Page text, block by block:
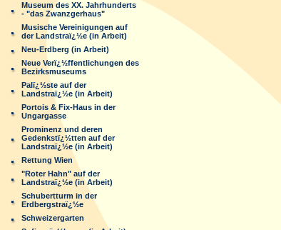
Museum des XX. Jahrhunderts
- "das Zwanzgerhaus"
Musische Vereinigungen auf
der Landstraï¿½e (in Arbeit)
Neu-Erdberg (in Arbeit)
Neue Verï¿½ffentlichungen des
Bezirksmuseums
Palï¿½ste auf der
Landstraï¿½e (in Arbeit)
Portois & Fix-Haus in der
Ungargasse
Prominenz und deren
Gedenkstï¿½tten auf der
Landstraï¿½e (in Arbeit)
Rettung Wien
"Roter Hahn" auf der
Landstraï¿½e (in Arbeit)
Schubertturm in der
Erdbergstraï¿½e
Schweizergarten